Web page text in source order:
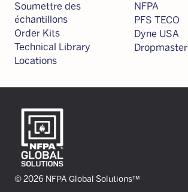
Soumettre des
échantillons
Order Kits
Technical Library
Locations
NFPA
PFS TECO
Dyne USA
Dropmaster
© 2026 NFPA Global Solutions™